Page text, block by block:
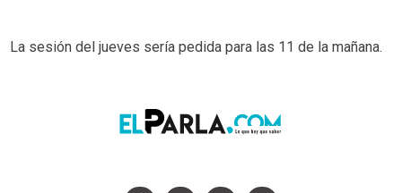
La sesión del jueves sería pedida para las 11 de la mañana.